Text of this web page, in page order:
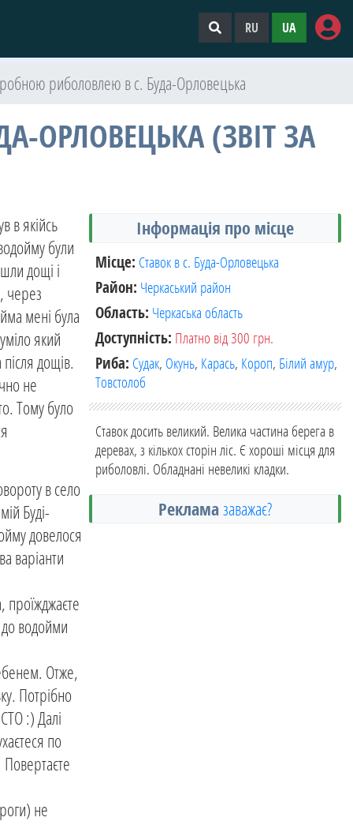
RU UA
риболовлею в с. Буда-Орловецька
ОРЛОВЕЦЬКА (ЗВІТ ЗА
в якійсь
були
дощі і
через
мені була
який
дощів.
не
Тому було
в село
Буді-
довелося
варіанти
проїжджаєте
водойми
Отже,
Потрібно
:) Далі
по
не
Інформація про місце
Місце: Ставок в с. Буда-Орловецька
Район: Черкаський район
Область: Черкаська область
Доступність: Платно від 300 грн.
Риба: Судак, Окунь, Карась, Короп, Білий амур,
Товстолоб
Ставок досить великий. Велика частина берега в
деревах, з кількох сторін ліс. Є хороші місця для
риболовлі. Обладнані невеликі кладки.
Рекламазаважає?